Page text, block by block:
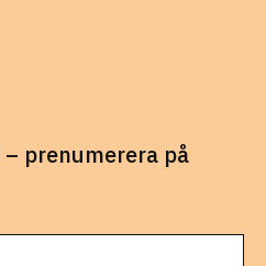
prenumerera på